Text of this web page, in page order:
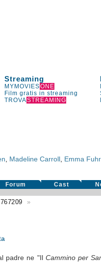
Streaming
MYMOVIESONE
Film gratis in streaming
TROVASTREAMING
Madeline Carroll Emma
Forum Cast
767209 »
padre ne "Il Cammino per